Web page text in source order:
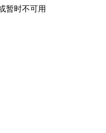
暂时不可用